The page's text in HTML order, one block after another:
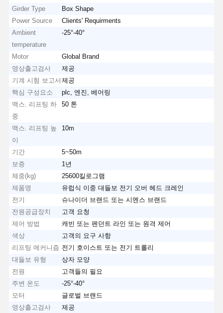
Girder Type
Box Shape
Power Source
Clients' Requirments
Ambient
temperature
-25°-40°
Motor
Global Brand
영상출고검사
제공
기계 시험 보고서 제공
핵심 구성요소
plc, 엔진, 베어링
맥스. 리프팅 하
중
50 톤
맥스. 리프팅 높
이
10m
기간
5~50m
보증
1년
체중(kg)
25600킬로그램
제품명
유럽식 이중 대들보 전기 오버 헤드 크레인
전기
슈나이더 브랜드 또는 시멘스 브랜드
전원공급장치
고객 요청
제어 방법
캐빈 또는 펜던트 라인 또는 원격 제어
색상
고객의 요구 사항
리프팅 메커니즘 전기 호이스트 또는 전기 트롤리
대들보 유형
상자 모양
전원
고객들의 필요
주변 온도
-25°-40°
모터
글로벌 브랜드
영상출고검사
제공